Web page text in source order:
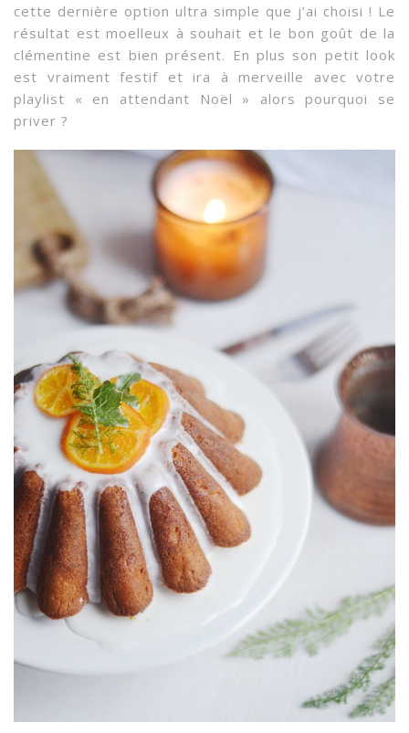
cette dernière option ultra simple que j’ai choisi ! Le
résultat est moelleux à souhait et le bon goût de la
clémentine est bien présent. En plus son petit look
est vraiment festif et ira à merveille avec votre
playlist « en attendant Noël » alors pourquoi se
priver ?